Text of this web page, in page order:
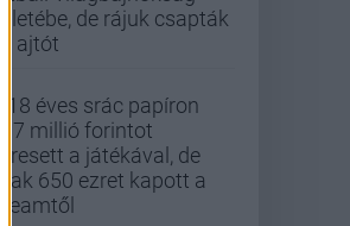
üzletébe, de rájuk csapták
az ajtót
A 18 éves srác papíron
437 millió forintot
keresett a játékával, de
csak 650 ezret kapott a
Steamtől